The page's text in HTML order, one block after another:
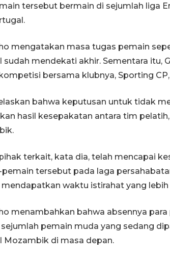
tersebut bermain di sejumlah liga
mengatakan masa tugas pemain
sudah mendekati akhir. Sementara itu,
bersama klubnya, Sporting
bahwa keputusan untuk tidak
hasil kesepakatan antara tim
terkait, kata dia, telah mencapai
tersebut pada laga
waktu istirahat yang lebih
menambahkan bahwa absennya
pemain muda yang sedang
Mozambik di masa depan.